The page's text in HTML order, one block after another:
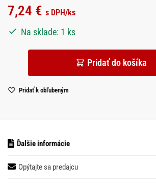
7,24 € s DPH/ks
Na sklade: 1 ks
Pridať do košíka
Pridať k obľubeným
Ďalšie informácie
Opýtajte sa predajcu